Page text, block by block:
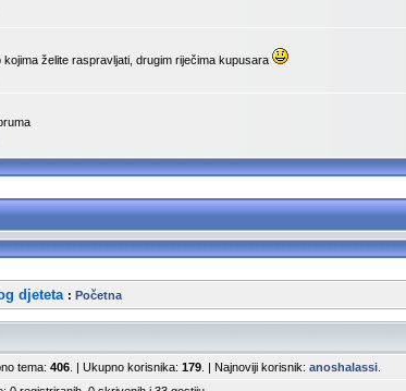
želite raspravljati, drugim riječima kupusara
djeteta : Početna
tema: 406 . | Ukupno korisnika: 179 . | Najnoviji korisnik: anoshalassi